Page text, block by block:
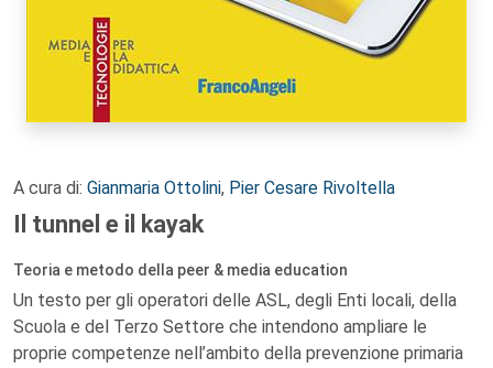
A cura di: Gianmaria Ottolini, Pier Cesare Rivoltella
Il tunnel e il kayak
Teoria e metodo della peer & media education
Un testo per gli operatori delle ASL, degli Enti locali, della
Scuola e del Terzo Settore che intendono ampliare le
proprie competenze nell’ambito della prevenzione primaria